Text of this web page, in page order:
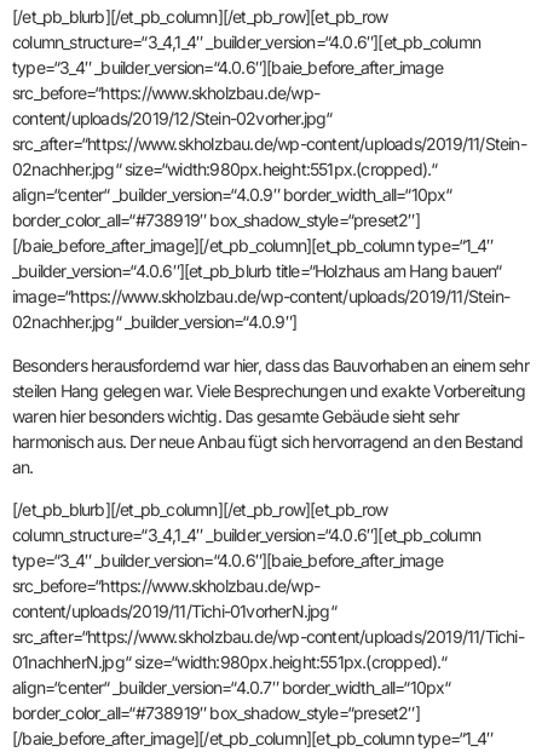
[/et_pb_blurb][/et_pb_column][/et_pb_row][et_pb_row
column_structure=“3_4,1_4″ _builder_version=“4.0.6″][et_pb_column
type=“3_4″ _builder_version=“4.0.6″][baie_before_after_image
src_before=“https://www.skholzbau.de/wp-
content/uploads/2019/12/Stein-02vorher.jpg“
src_after=“https://www.skholzbau.de/wp-content/uploads/2019/11/Stein-
02nachher.jpg“ size=“width:980px.height:551px.(cropped).“
align=“center“ _builder_version=“4.0.9″ border_width_all=“10px“
border_color_all=“#738919″ box_shadow_style=“preset2″]
[/baie_before_after_image][/et_pb_column][et_pb_column type=“1_4″
_builder_version=“4.0.6″][et_pb_blurb title=“Holzhaus am Hang bauen“
image=“https://www.skholzbau.de/wp-content/uploads/2019/11/Stein-
02nachher.jpg“ _builder_version=“4.0.9″]
Besonders herausfordernd war hier, dass das Bauvorhaben an einem sehr
steilen Hang gelegen war. Viele Besprechungen und exakte Vorbereitung
waren hier besonders wichtig. Das gesamte Gebäude sieht sehr
harmonisch aus. Der neue Anbau fügt sich hervorragend an den Bestand
an.
[/et_pb_blurb][/et_pb_column][/et_pb_row][et_pb_row
column_structure=“3_4,1_4″ _builder_version=“4.0.6″][et_pb_column
type=“3_4″ _builder_version=“4.0.6″][baie_before_after_image
src_before=“https://www.skholzbau.de/wp-
content/uploads/2019/11/Tichi-01vorherN.jpg“
src_after=“https://www.skholzbau.de/wp-content/uploads/2019/11/Tichi-
01nachherN.jpg“ size=“width:980px.height:551px.(cropped).“
align=“center“ _builder_version=“4.0.7″ border_width_all=“10px“
border_color_all=“#738919″ box_shadow_style=“preset2″]
[/baie_before_after_image][/et_pb_column][et_pb_column type=“1_4″